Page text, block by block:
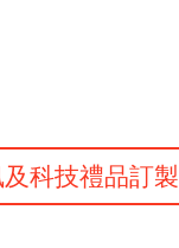
及科技禮品訂製